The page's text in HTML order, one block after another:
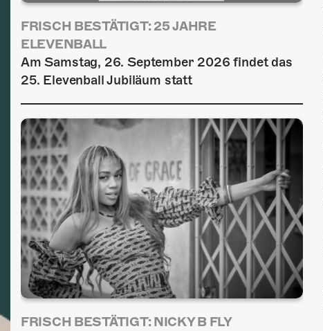
FRISCH BESTÄTIGT: 25 JAHRE
ELEVENBALL
Am Samstag, 26. September 2026 findet das
25. Elevenball Jubiläum statt
FRISCH BESTÄTIGT: NICKY B FLY